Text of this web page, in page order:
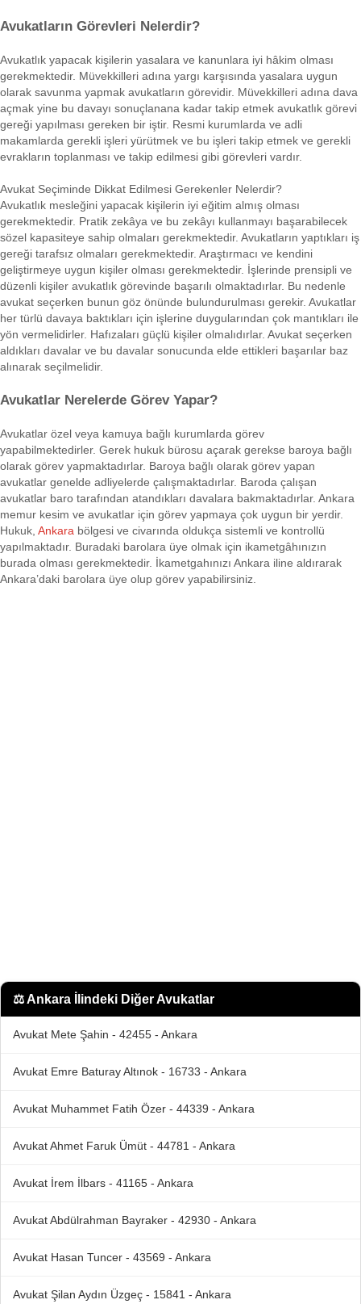
Avukatların Görevleri Nelerdir?
Avukatlık yapacak kişilerin yasalara ve kanunlara iyi hâkim olması
gerekmektedir. Müvekkilleri adına yargı karşısında yasalara uygun
olarak savunma yapmak avukatların görevidir. Müvekkilleri adına dava
açmak yine bu davayı sonuçlanana kadar takip etmek avukatlık görevi
gereği yapılması gereken bir iştir. Resmi kurumlarda ve adli
makamlarda gerekli işleri yürütmek ve bu işleri takip etmek ve gerekli
evrakların toplanması ve takip edilmesi gibi görevleri vardır.
Avukat Seçiminde Dikkat Edilmesi Gerekenler Nelerdir?
Avukatlık mesleğini yapacak kişilerin iyi eğitim almış olması
gerekmektedir. Pratik zekâya ve bu zekâyı kullanmayı başarabilecek
sözel kapasiteye sahip olmaları gerekmektedir. Avukatların yaptıkları iş
gereği tarafsız olmaları gerekmektedir. Araştırmacı ve kendini
geliştirmeye uygun kişiler olması gerekmektedir. İşlerinde prensipli ve
düzenli kişiler avukatlık görevinde başarılı olmaktadırlar. Bu nedenle
avukat seçerken bunun göz önünde bulundurulması gerekir. Avukatlar
her türlü davaya baktıkları için işlerine duygularından çok mantıkları ile
yön vermelidirler. Hafızaları güçlü kişiler olmalıdırlar. Avukat seçerken
aldıkları davalar ve bu davalar sonucunda elde ettikleri başarılar baz
alınarak seçilmelidir.
Avukatlar Nerelerde Görev Yapar?
Avukatlar özel veya kamuya bağlı kurumlarda görev
yapabilmektedirler. Gerek hukuk bürosu açarak gerekse baroya bağlı
olarak görev yapmaktadırlar. Baroya bağlı olarak görev yapan
avukatlar genelde adliyelerde çalışmaktadırlar. Baroda çalışan
avukatlar baro tarafından atandıkları davalara bakmaktadırlar. Ankara
memur kesim ve avukatlar için görev yapmaya çok uygun bir yerdir.
Hukuk, Ankara bölgesi ve civarında oldukça sistemli ve kontrollü
yapılmaktadır. Buradaki barolara üye olmak için ikametgâhınızın
burada olması gerekmektedir. İkametgahınızı Ankara iline aldırarak
Ankara’daki barolara üye olup görev yapabilirsiniz.
⚖️Ankara İlindeki Diğer Avukatlar
Avukat Mete Şahin - 42455 - Ankara
Avukat Emre Baturay Altınok - 16733 - Ankara
Avukat Muhammet Fatih Özer - 44339 - Ankara
Avukat Ahmet Faruk Ümüt - 44781 - Ankara
Avukat İrem İlbars - 41165 - Ankara
Avukat Abdülrahman Bayraker - 42930 - Ankara
Avukat Hasan Tuncer - 43569 - Ankara
Avukat Şilan Aydın Üzgeç - 15841 - Ankara